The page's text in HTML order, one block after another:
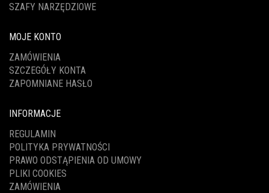
SZAFY NARZĘDZIOWE
MOJE KONTO
ZAMÓWIENIA
SZCZEGÓŁY KONTA
ZAPOMNIANE HASŁO
INFORMACJE
REGULAMIN
POLITYKA PRYWATNOŚCI
PRAWO ODSTĄPIENIA OD UMOWY
PLIKI COOKIES
ZAMÓWIENIA